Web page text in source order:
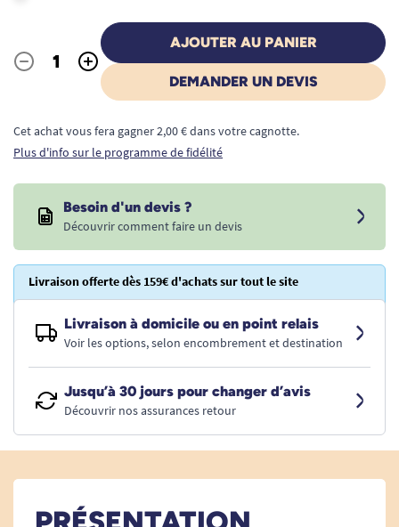
Quantité
- +
AJOUTER AU PANIER
DEMANDER UN DEVIS
Cet achat vous fera gagner 2,00 € dans votre cagnotte.
Plus d'info sur le programme de fidélité
Besoin d'un devis ?
Découvrir comment faire un devis
Livraison offerte dès 159€ d'achats sur tout le site
Livraison à domicile ou en point relais
Voir les options, selon encombrement et destination
Jusqu’à 30 jours pour changer d’avis
Découvrir nos assurances retour